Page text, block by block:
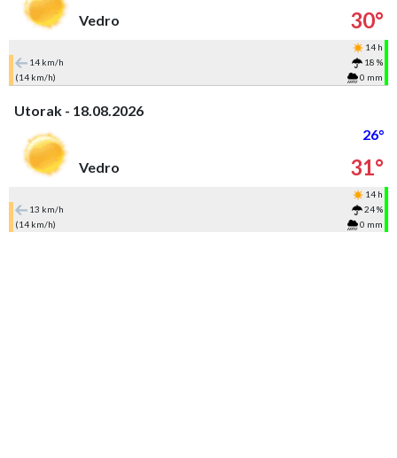
Vedro
30°
14 h
14 km/h
18 %
(14 km/h)
0 mm
Utorak - 18.08.2026
26°
Vedro
31°
14 h
13 km/h
24 %
(14 km/h)
0 mm